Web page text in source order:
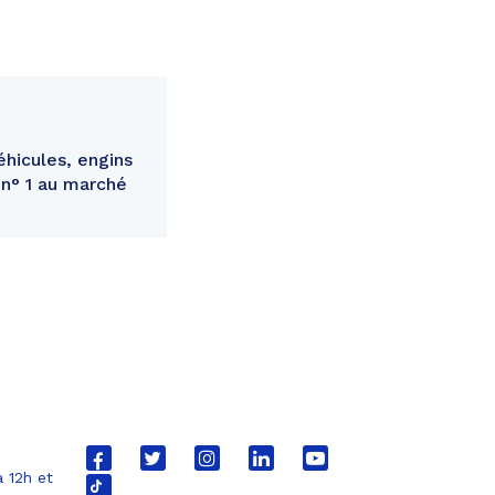
engins
1 au marché
12h et
Lien
Lien
Lien
Lien
Lien